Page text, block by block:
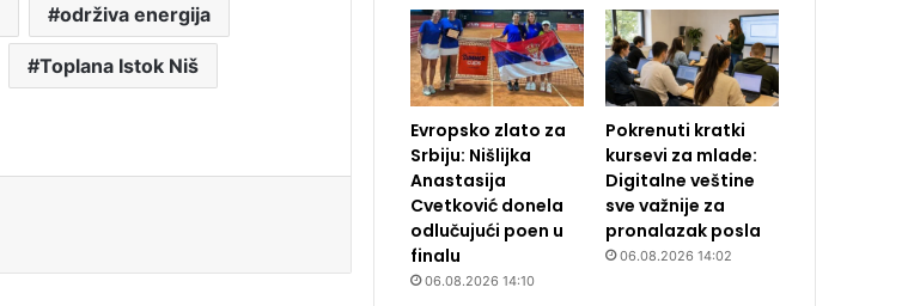
održiva energija
Toplana Istok Niš
Evropsko zlato za
Srbiju: Nišlijka
Anastasija
Cvetković donela
odlučujući poen u
finalu
06.08.2026 14:10
Pokrenuti kratki
kursevi za mlade:
Digitalne veštine
sve važnije za
pronalazak posla
06.08.2026 14:02